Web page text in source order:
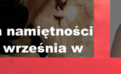
namiętności"
września w